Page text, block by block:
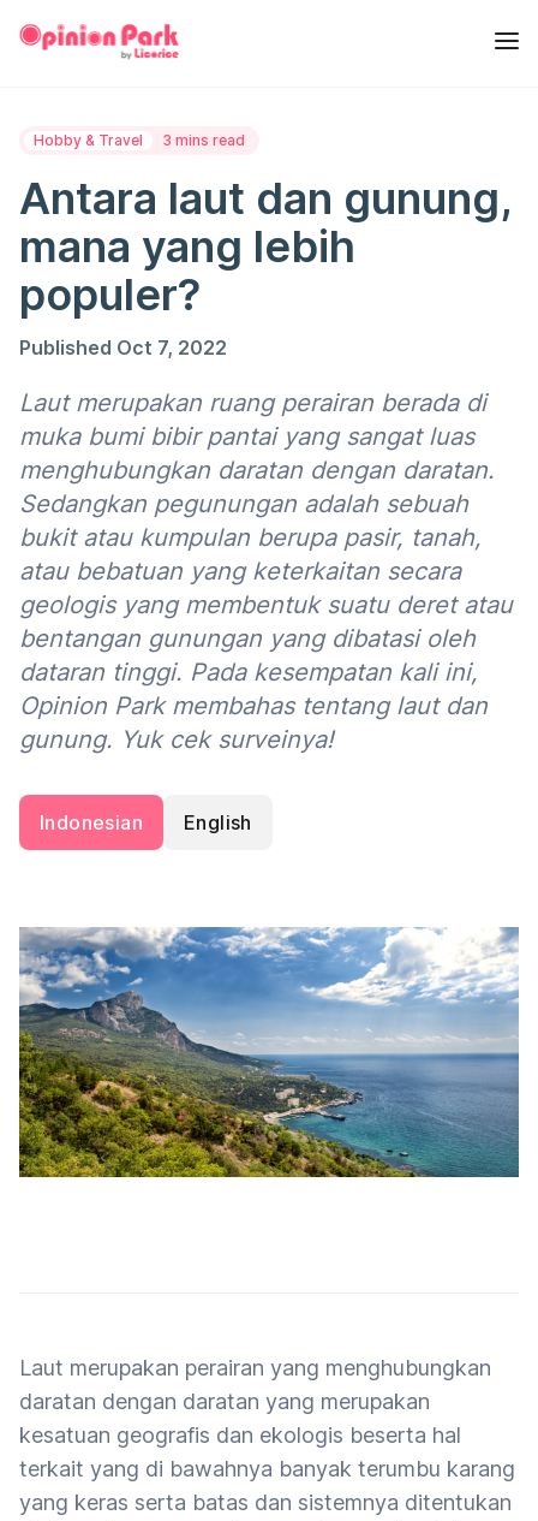
Hobby & Travel 3 mins read
Antara laut dan gunung,
mana yang lebih
populer?
Published Oct 7, 2022
Laut merupakan ruang perairan berada di
muka bumi bibir pantai yang sangat luas
menghubungkan daratan dengan daratan.
Sedangkan pegunungan adalah sebuah
bukit atau kumpulan berupa pasir, tanah,
atau bebatuan yang keterkaitan secara
geologis yang membentuk suatu deret atau
bentangan gunungan yang dibatasi oleh
dataran tinggi. Pada kesempatan kali ini,
Opinion Park membahas tentang laut dan
gunung. Yuk cek surveinya!
Indonesian English
Laut merupakan perairan yang menghubungkan
daratan dengan daratan yang merupakan
kesatuan geografis dan ekologis beserta hal
terkait yang di bawahnya banyak terumbu karang
yang keras serta batas dan sistemnya ditentukan